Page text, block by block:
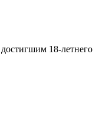
18-летнего